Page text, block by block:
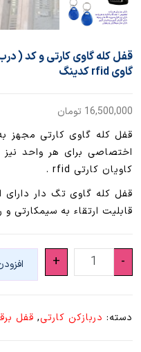
قفل کله گاوی کارتی و کد (
گاوی rfid کدینگ
16,500,000 تومان
قفل کله گاوی کارتی مجهز
اختصاصی برای هر واحد
کاویان کارتی rfid .
قفل کله گاوی تگ دار
قابلیت ارتقاء به سیمکارتی و
-
کله
+
دسته: دربازکن کارتی, قفل